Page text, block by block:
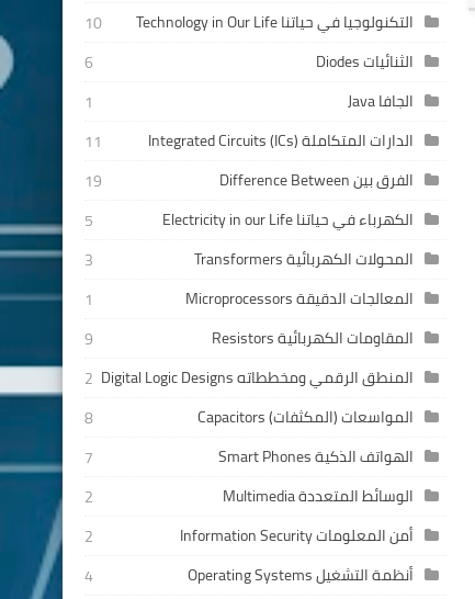
التكنولوجيا في حياتنا Technology in Our Life
10
الثنائيات Diodes
6
الجافا Java
1
الدارات المتكاملة Integrated Circuits (ICs)
11
الفرق بين Difference Between
19
الكهرباء في حياتنا Electricity in our Life
5
المحولات الكهربائية Transformers
3
المعالجات الدقيقة Microprocessors
1
المقاومات الكهربائية Resistors
9
المنطق الرقمي ومخططاته Digital Logic Designs
2
المواسعات (المكثفات) Capacitors
8
الهواتف الذكية Smart Phones
7
الوسائط المتعددة Multimedia
2
أمن المعلومات Information Security
2
أنظمة التشغيل Operating Systems
4